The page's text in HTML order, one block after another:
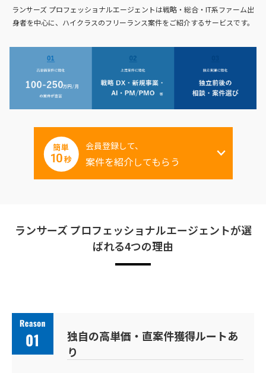
ランサーズ プロフェッショナルエージェントは戦略・総合・IT系ファーム出
身者を中心に、 ハイクラスのフリーランス案件をご紹介するサービスです。
会員登録して、
案件を紹介してもらう
ランサーズ プロフェッショナルエージェントが選
ばれる4つの理由
独自の高単価・直案件獲得ルートあ
り